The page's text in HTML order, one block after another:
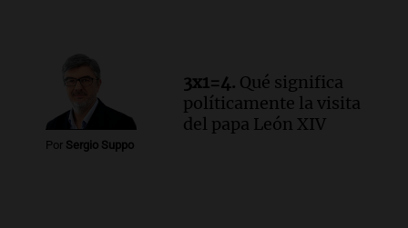
Por Sergio Suppo
3x1=4. Qué significa
políticamente la visita
del papa León XIV